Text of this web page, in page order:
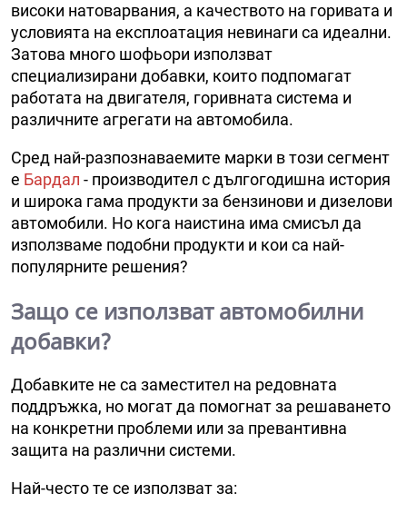
високи натоварвания, а качеството на горивата и
условията на експлоатация невинаги са идеални.
Затова много шофьори използват
специализирани добавки, които подпомагат
работата на двигателя, горивната система и
различните агрегати на автомобила.
Сред най-разпознаваемите марки в този сегмент
е Бардал - производител с дългогодишна история
и широка гама продукти за бензинови и дизелови
автомобили. Но кога наистина има смисъл да
използваме подобни продукти и кои са най-
популярните решения?
Защо се използват автомобилни
добавки?
Добавките не са заместител на редовната
поддръжка, но могат да помогнат за решаването
на конкретни проблеми или за превантивна
защита на различни системи.
Най-често те се използват за: